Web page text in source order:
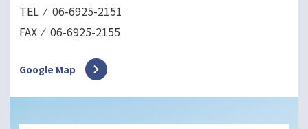
TEL ⁄ 06-6925-2151
FAX ⁄ 06-6925-2155
Google Map